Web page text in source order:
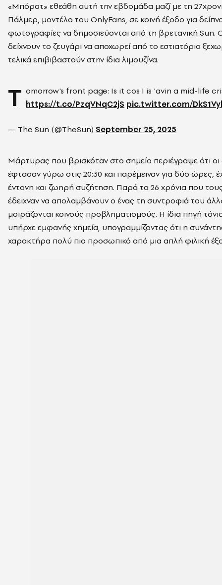
«Μπόρατ» εθεάθη αυτή την εβδομάδα μαζί με τη
Πάλμερ, μοντέλο του OnlyFans, σε κοινή έξοδο για
φωτογραφίες να δημοσιεύονται από τη βρετανική Sun.
δείχνουν το ζευγάρι να αποχωρεί από το εστιατόριο
τελικά επιβιβαστούν στην ίδια λιμουζίνα.
T omorrow's front page: Is it cos I is 'avin a mid-life
https://t.co/PzqVNqC2jS pic.twitter.com/
— The Sun (@TheSun) September 25, 2025
Μάρτυρας που βρισκόταν στο σημείο περιέγραψε ότι
έφτασαν γύρω στις 20:30 και παρέμειναν για δύο ώρες,
έντονη και ζωηρή συζήτηση. Παρά τα 26 χρόνια που
έδειχναν να απολαμβάνουν ο ένας τη συντροφιά του
μοιράζονται κοινούς προβληματισμούς. Η ίδια πηγή
υπήρχε εμφανής χημεία, υπογραμμίζοντας ότι η
χαρακτήρα πολύ πιο προσωπικό από μια απλή φιλική